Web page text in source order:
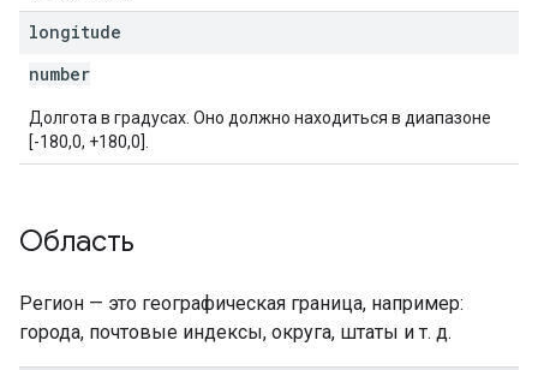
longitude
number
Долгота в градусах. Оно должно находиться в диапазоне
[-180,0, +180,0].
Область
Регион — это географическая граница, например:
города, почтовые индексы, округа, штаты и т. д.